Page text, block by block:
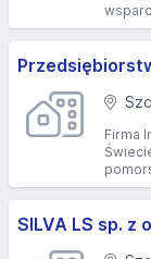
Firma
SILVA LS sp. z